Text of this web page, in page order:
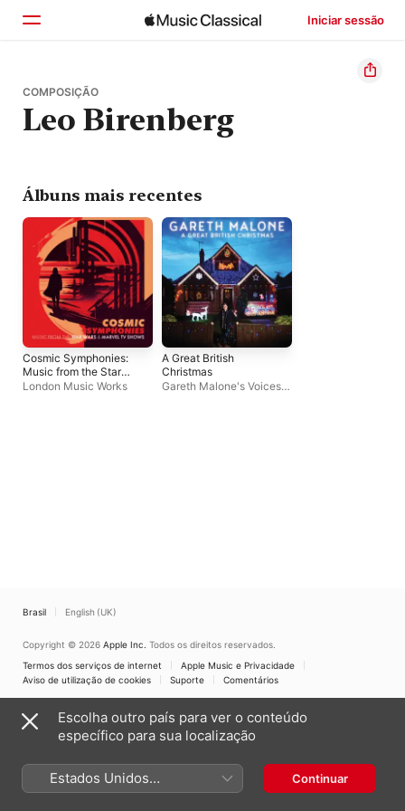
Iniciar sessão
Início
Explorar
COMPOSIÇÃO
Leo Birenberg
Álbuns mais recentes
Cosmic Symphonies:
Music from the Star
Wars & Marvel TV
London Music Works
A Great British
Christmas
Gareth Malone's Voices,
Brasil English (UK)
Copyright © 2026 Apple Inc. Todos os direitos reservados.
Termos dos serviços de internet
Apple Music e Privacidade
Aviso de utilização de cookies
Suporte Comentários
Escolha outro país para ver o conteúdo
específico para sua localização
Estados Unidos
(Português Brasil)
Continuar